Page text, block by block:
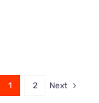
1 2 Next